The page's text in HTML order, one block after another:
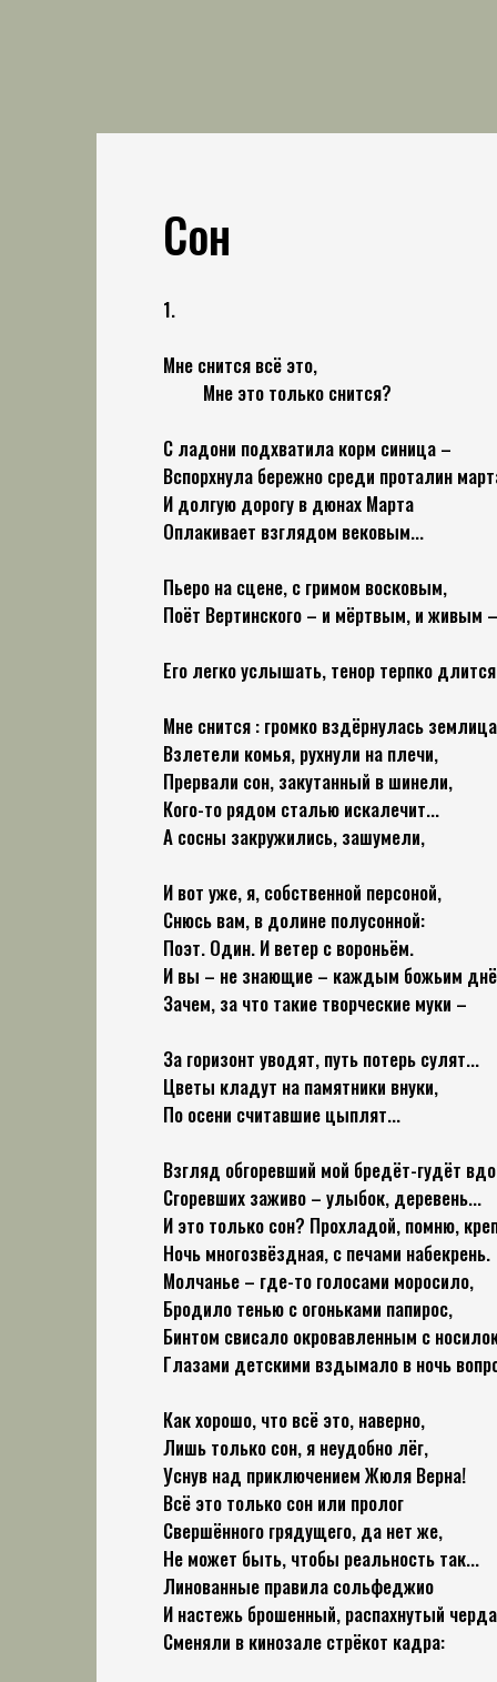
Сон
1.
Мне снится всё это,
Мне это только снится?
С ладони подхватила корм синица –
Вспорхнула бережно среди проталин
И долгую дорогу в дюнах Марта
Оплакивает взглядом вековым...
Пьеро на сцене, с гримом восковым,
Поёт Вертинского – и мёртвым, и живым –
Его легко услышать, тенор терпко
Мне снится : громко вздёрнулась
Взлетели комья, рухнули на плечи,
Прервали сон, закутанный в шинели,
Кого-то рядом сталью искалечит...
А сосны закружились, зашумели,
И вот уже, я, собственной персоной,
Снюсь вам, в долине полусонной:
Поэт. Один. И ветер с вороньём.
И вы – не знающие – каждым божьим
Зачем, за что такие творческие муки –
За горизонт уводят, путь потерь сулят...
Цветы кладут на памятники внуки,
По осени считавшие цыплят...
Взгляд обгоревший мой бредёт-гудёт
Сгоревших заживо – улыбок, деревень...
И это только сон? Прохладой, помню,
Ночь многозвёздная, с печами набекрень.
Молчанье – где-то голосами моросило,
Бродило тенью с огоньками папирос,
Бинтом свисало окровавленным с
Глазами детскими вздымало в ночь
Как хорошо, что всё это, наверно,
Лишь только сон, я неудобно лёг,
Уснув над приключением Жюля Верна!
Всё это только сон или пролог
Свершённого грядущего, да нет же,
Не может быть, чтобы реальность так...
Линованные правила сольфеджио
И настежь брошенный, распахнутый
Сменяли в кинозале стрёкот кадра: